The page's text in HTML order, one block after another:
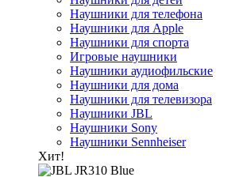
Наушники для телефона
Наушники для Apple
Наушники для спорта
Игровые наушники
Наушники аудиофильские
Наушники для дома
Наушники для телевизора
Наушники JBL
Наушники Sony
Наушники Sennheiser
Хит!